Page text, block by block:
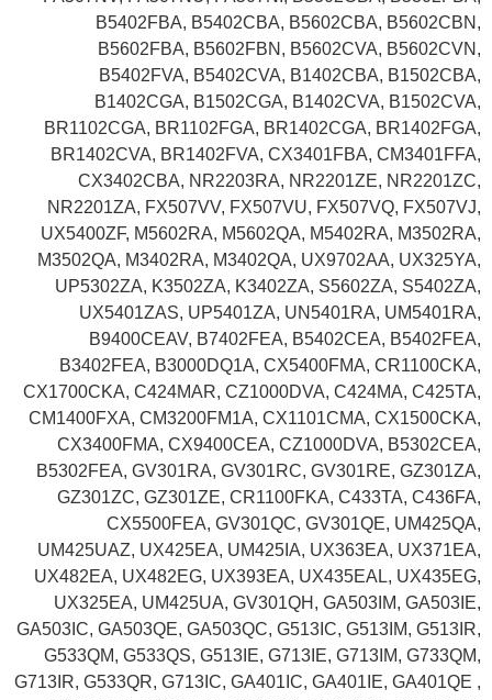
B5402FBA, B5402CBA, B5602CBA, B5602CBN,
B5602FBA, B5602FBN, B5602CVA, B5602CVN,
B5402FVA, B5402CVA, B1402CBA, B1502CBA,
B1402CGA, B1502CGA, B1402CVA, B1502CVA,
BR1102CGA, BR1102FGA, BR1402CGA, BR1402FGA,
BR1402CVA, BR1402FVA, CX3401FBA, CM3401FFA,
CX3402CBA, NR2203RA, NR2201ZE, NR2201ZC,
NR2201ZA, FX507VV, FX507VU, FX507VQ, FX507VJ,
UX5400ZF, M5602RA, M5602QA, M5402RA, M3502RA,
M3502QA, M3402RA, M3402QA, UX9702AA, UX325YA,
UP5302ZA, K3502ZA, K3402ZA, S5602ZA, S5402ZA,
UX5401ZAS, UP5401ZA, UN5401RA, UM5401RA,
B9400CEAV, B7402FEA, B5402CEA, B5402FEA,
B3402FEA, B3000DQ1A, CX5400FMA, CR1100CKA,
CX1700CKA, C424MAR, CZ1000DVA, C424MA, C425TA,
CM1400FXA, CM3200FM1A, CX1101CMA, CX1500CKA,
CX3400FMA, CX9400CEA, CZ1000DVA, B5302CEA,
B5302FEA, GV301RA, GV301RC, GV301RE, GZ301ZA,
GZ301ZC, GZ301ZE, CR1100FKA, C433TA, C436FA,
CX5500FEA, GV301QC, GV301QE, UM425QA,
UM425UAZ, UX425EA, UM425IA, UX363EA, UX371EA,
UX482EA, UX482EG, UX393EA, UX435EAL, UX435EG,
UX325EA, UM425UA, GV301QH, GA503IM, GA503IE,
GA503IC, GA503QE, GA503QC, G513IC, G513IM, G513IR,
G533QM, G533QS, G513IE, G713IE, G713IM, G733QM,
G713IR, G533QR, G713IC, GA401IC, GA401IE, GA401QE ,